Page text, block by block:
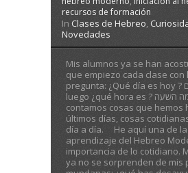
recursos de formación
In Clases de Hebreo,
Novedades
Mis alumnos ya se han
que empiezo cada clase con
pregunta: ¿Qué día es hoy ? איזה יום היום y
luego ¿qué hora es ? מה השעה . Luego nos
contamos cosas que hemos
últimos días, cosas
día a día. He aquí una de
aprendizaje del Hebreo
importancia de lo cotidiano.
ya no se sorprenden de mis